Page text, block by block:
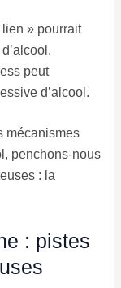
lien » pourrait
peut
d’alcool.
mécanismes
penchons-nous
: la
: pistes